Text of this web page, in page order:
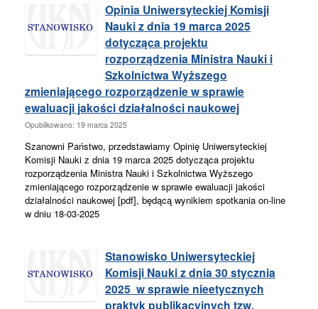
Opinia Uniwersyteckiej Komisji
Nauki z dnia 19 marca 2025
dotycząca projektu
rozporządzenia Ministra Nauki i
Szkolnictwa Wyższego
zmieniającego rozporządzenie w sprawie
ewaluacji jakości działalności naukowej
Opublikowano: 19 marca 2025
Szanowni Państwo, przedstawiamy Opinię Uniwersyteckiej
Komisji Nauki z dnia 19 marca 2025 dotycząca projektu
rozporządzenia Ministra Nauki i Szkolnictwa Wyższego
zmieniającego rozporządzenie w sprawie ewaluacji jakości
działalności naukowej [pdf], będącą wynikiem spotkania on-line
w dniu 18-03-2025
Stanowisko Uniwersyteckiej
Komisji Nauki z dnia 30 stycznia
2025 w sprawie nieetycznych
praktyk publikacyjnych tzw.